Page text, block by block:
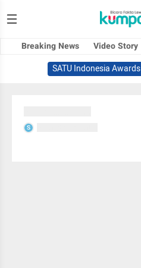
Breaking News Video Story
SATU Indonesia Awards
S